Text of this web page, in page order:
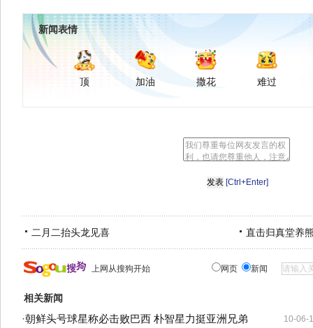
新闻表情
顶 加油 撒花 难过
[Ctrl+Enter]
二月二抬头龙见喜 直击归真堂养
上网从搜狗开始 网页 新闻
相关新闻
10-06-
·朝鲜头号球星称必击败巴西 朴智星力挺亚洲兄弟